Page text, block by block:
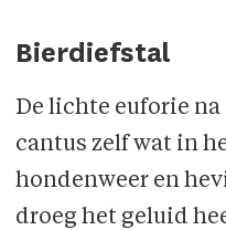
Bierdiefstal
De lichte euforie
cantus zelf wat in
hondenweer en
droeg het geluid